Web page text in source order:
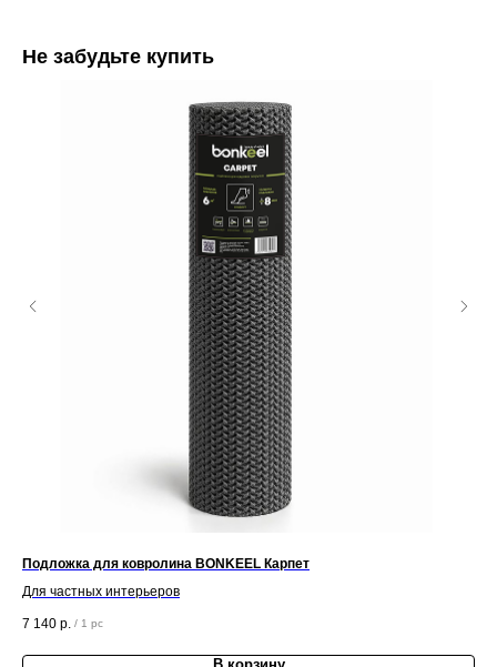
Не забудьте купить
Подложка для ковролина BONKEEL Карпет
Для частных интерьеров
7 140 р. / 1 pc